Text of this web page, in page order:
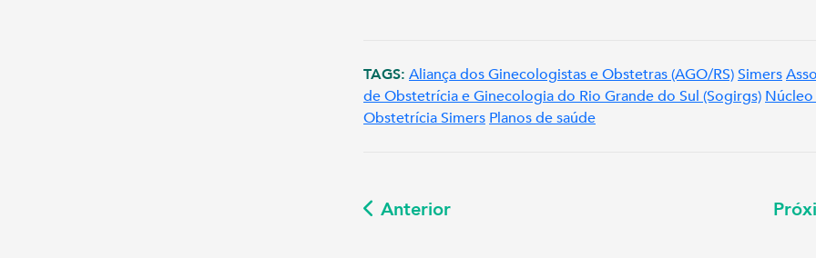
TAGS: Aliança dos Ginecologistas e Obstetras (AGO/RS)Simers
de Obstetrícia e Ginecologia do Rio Grande do Sul (Sogirgs)
Obstetrícia Simers Planos de saúde
Anterior